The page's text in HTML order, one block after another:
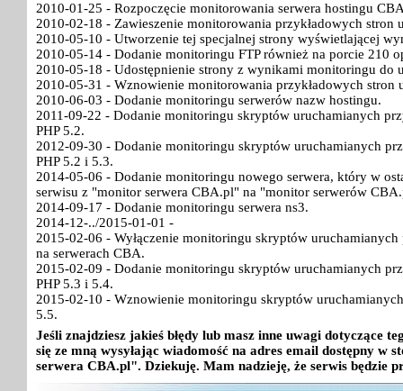
2010-01-25 - Rozpoczęcie monitorowania serwera hostingu
2010-02-18 - Zawieszenie monitorowania przykładowych
2010-05-10 - Utworzenie tej specjalnej strony wyświetlającej
2010-05-14 - Dodanie monitoringu FTP również na porcie 210
2010-05-18 - Udostępnienie strony z wynikami monitoringu do
2010-05-31 - Wznowienie monitorowania przykładowych
2010-06-03 - Dodanie monitoringu serwerów nazw hostingu.
2011-09-22 - Dodanie monitoringu skryptów uruchamianych
PHP 5.2.
2012-09-30 - Dodanie monitoringu skryptów uruchamianych
PHP 5.2 i 5.3.
2014-05-06 - Dodanie monitoringu nowego serwera, który w
serwisu z "monitor serwera CBA.pl" na "monitor serwerów
2014-09-17 - Dodanie monitoringu serwera ns3.
2014-12-../2015-01-01 -
2015-02-06 - Wyłączenie monitoringu skryptów uruchamianych
na serwerach CBA.
2015-02-09 - Dodanie monitoringu skryptów uruchamianych
PHP 5.3 i 5.4.
2015-02-10 - Wznowienie monitoringu skryptów
5.5.
Jeśli znajdziesz jakieś błędy lub masz inne uwagi dotyczące
się ze mną wysyłając wiadomość na adres email dostępny
serwera CBA.pl". Dziekuję. Mam nadzieję, że serwis będzie